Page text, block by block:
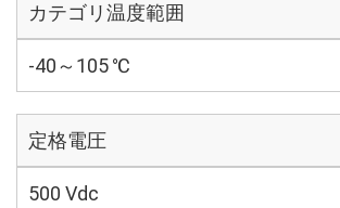
カテゴリ温度範囲
-40～105 ℃
定格電圧
500 Vdc